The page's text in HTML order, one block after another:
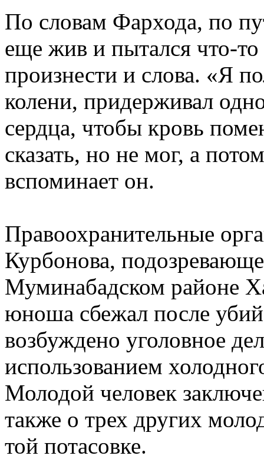
По словам Фархода, по
еще жив и пытался что-то
произнести и слова. «Я
колени, придерживал
сердца, чтобы кровь
сказать, но не мог, а
вспоминает он.
Правоохранительные
Курбонова,
Муминабадском районе
юноша сбежал после
возбуждено уголовное
использованием
Молодой человек
также о трех других
той потасовке.